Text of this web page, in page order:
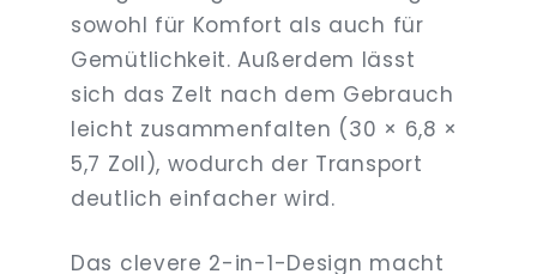
sowohl für Komfort als auch für
Gemütlichkeit. Außerdem lässt
sich das Zelt nach dem Gebrauch
leicht zusammenfalten (30 × 6,8 ×
5,7 Zoll), wodurch der Transport
deutlich einfacher wird.
Das clevere 2-in-1-Design macht